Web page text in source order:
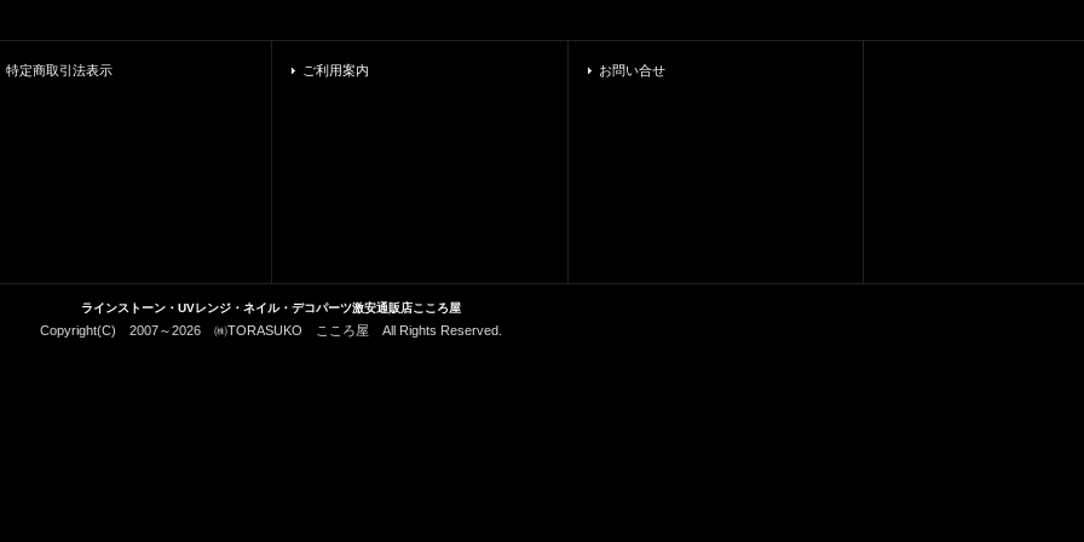
特定商取引法表示 ご利用案内 お問い合せ
ラインストーン・UVレンジ・ネイル・デコパーツ激安通販店こころ屋
Copyright(C) 2007～2026 ㈱TORASUKO こころ屋 All Rights Reserved.